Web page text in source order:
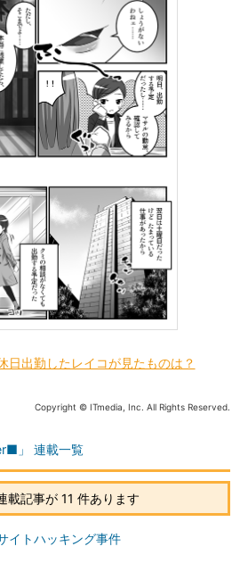
日出勤したレイコが見たものは？
Copyright © ITmedia, Inc. All Rights Reserved.
」 連載一覧
載記事が 11 件あります
イトハッキング事件